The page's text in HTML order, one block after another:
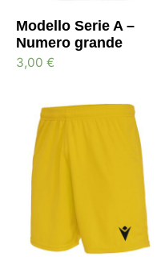
Modello Serie A –
Numero grande
3,00 €